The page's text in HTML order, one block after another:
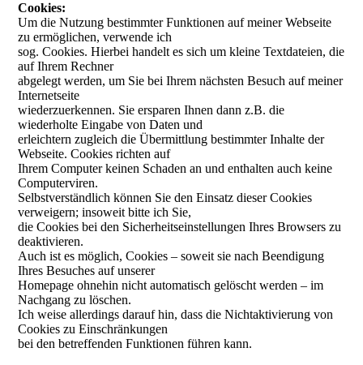
Cookies:
Um die Nutzung bestimmter Funktionen auf meiner Webseite
zu ermöglichen, verwende ich
sog. Cookies. Hierbei handelt es sich um kleine Textdateien, die
auf Ihrem Rechner
abgelegt werden, um Sie bei Ihrem nächsten Besuch auf meiner
Internetseite
wiederzuerkennen. Sie ersparen Ihnen dann z.B. die
wiederholte Eingabe von Daten und
erleichtern zugleich die Übermittlung bestimmter Inhalte der
Webseite. Cookies richten auf
Ihrem Computer keinen Schaden an und enthalten auch keine
Computerviren.
Selbstverständlich können Sie den Einsatz dieser Cookies
verweigern; insoweit bitte ich Sie,
die Cookies bei den Sicherheitseinstellungen Ihres Browsers zu
deaktivieren.
Auch ist es möglich, Cookies – soweit sie nach Beendigung
Ihres Besuches auf unserer
Homepage ohnehin nicht automatisch gelöscht werden – im
Nachgang zu löschen.
Ich weise allerdings darauf hin, dass die Nichtaktivierung von
Cookies zu Einschränkungen
bei den betreffenden Funktionen führen kann.